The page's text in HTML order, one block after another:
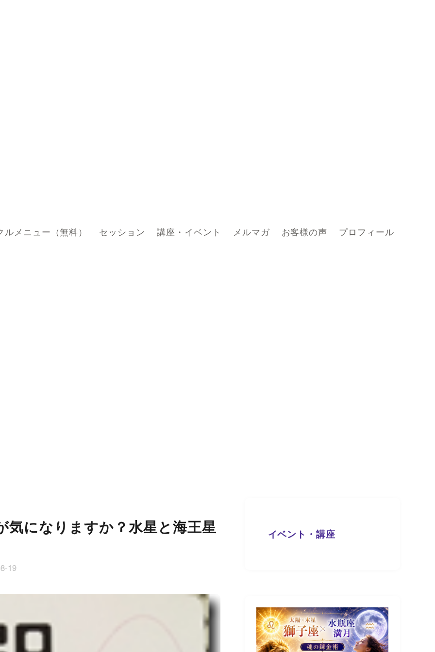
ルメニュー（無料） セッション 講座・イベント メルマガ お客様の声 プロフィール
気になりますか？水星と海王星
19
イベント・講座